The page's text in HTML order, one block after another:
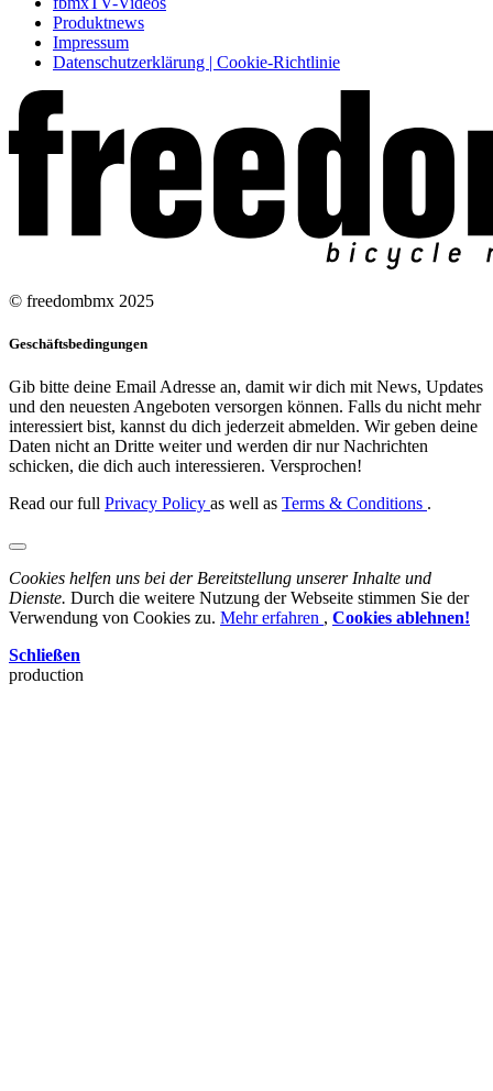
Produktnews
Impressum
Datenschutzerklärung | Cookie-Richtlinie
© freedombmx 2025
Geschäftsbedingungen
Gib bitte deine Email Adresse an, damit wir dich mit News, Updates
und den neuesten Angeboten versorgen können. Falls du nicht mehr
interessiert bist, kannst du dich jederzeit abmelden. Wir geben deine
Daten nicht an Dritte weiter und werden dir nur Nachrichten
schicken, die dich auch interessieren. Versprochen!
Read our full Privacy Policy as well as Terms & Conditions .
Cookies helfen uns bei der Bereitstellung unserer Inhalte und
Dienste. Durch die weitere Nutzung der Webseite stimmen Sie der
Verwendung von Cookies zu. Mehr erfahren , Cookies ablehnen!
Schließen
production